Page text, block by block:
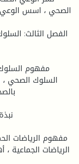
الصحي ، اسس
مفهوم
السلوك الصحي ،
مفهوم الرياضات
الرياضات الجماعية ،